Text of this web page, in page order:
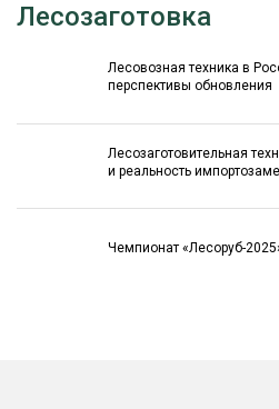
Лесозаготовка
Лесовозная техника в
перспективы обновления
Лесозаготовительная
и реальность
Чемпионат «Лесоруб-